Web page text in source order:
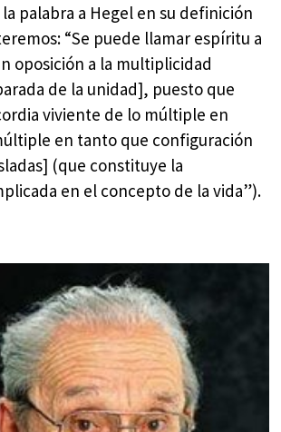
palabra a Hegel en su definición
“Se puede llamar espíritu a
oposición a la multiplicidad
de la unidad], puesto que
viviente de lo múltiple en
en tanto que configuración
(que constituye la
en el concepto de la vida”).